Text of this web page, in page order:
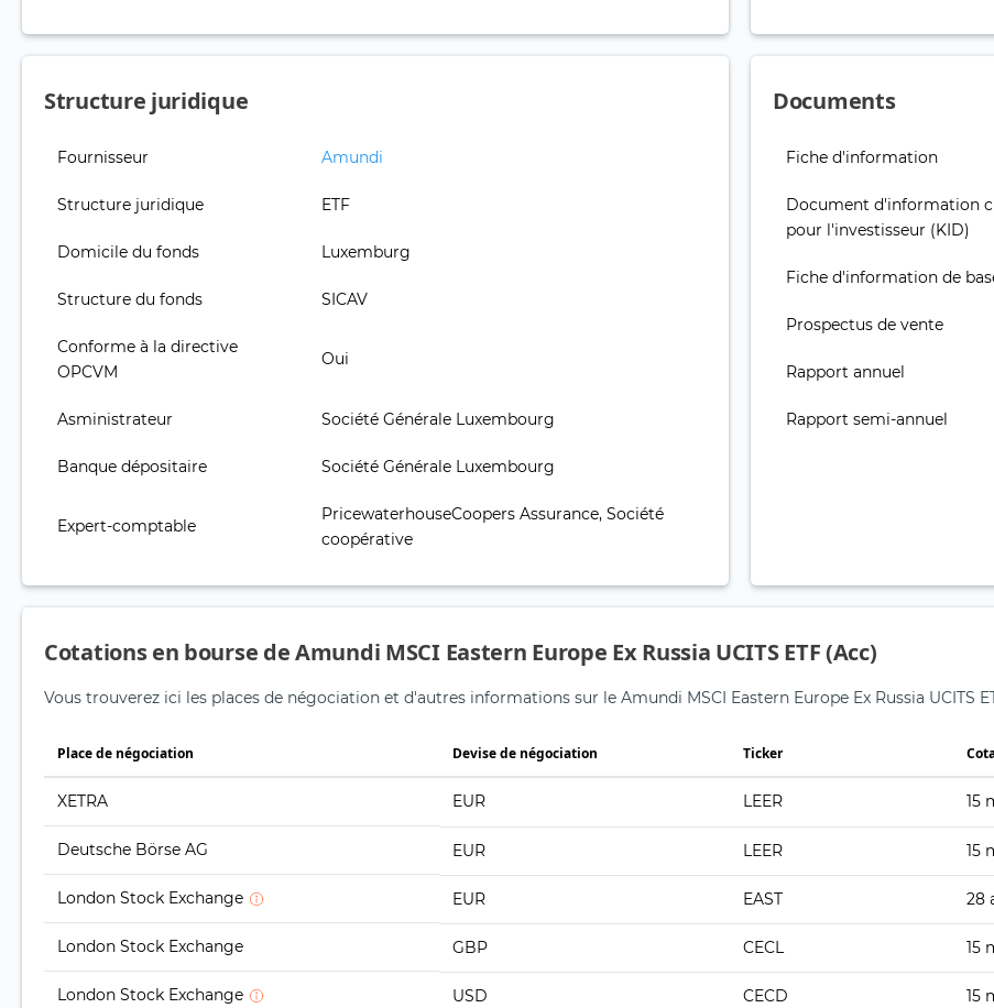
Structure juridique
Fournisseur Amundi
Structure juridique ETF
Domicile du fonds Luxemburg
Structure du fonds SICAV
Conforme à la directive
OPCVM
Oui
Asministrateur Société Générale Luxembourg
Banque dépositaire Société Générale Luxembourg
Expert-comptable
PricewaterhouseCoopers Assurance, Société
coopérative
Documents
Fiche d'information
Document d'information
pour l'investisseur (KID)
Fiche d'information de
Prospectus de vente
Rapport annuel
Rapport semi-annuel
Cotations en bourse de Amundi MSCI Eastern Europe Ex Russia UCITS ETF (Acc)
Vous trouverez ici les places de négociation et d'autres informations sur le Amundi MSCI Eastern Europe Ex Russia UCITS
Place de négociation Devise de négociation Ticker
XETRA EUR LEER 15
Deutsche Börse AG EUR LEER 15
London Stock Exchange EUR EAST 28
London Stock Exchange GBP CECL 15
London Stock Exchange USD CECD 15